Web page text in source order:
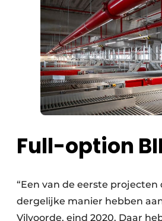
Full-option
“Een van de eerste projecten
dergelijke manier hebben
Vilvoorde, eind 2020. Daar